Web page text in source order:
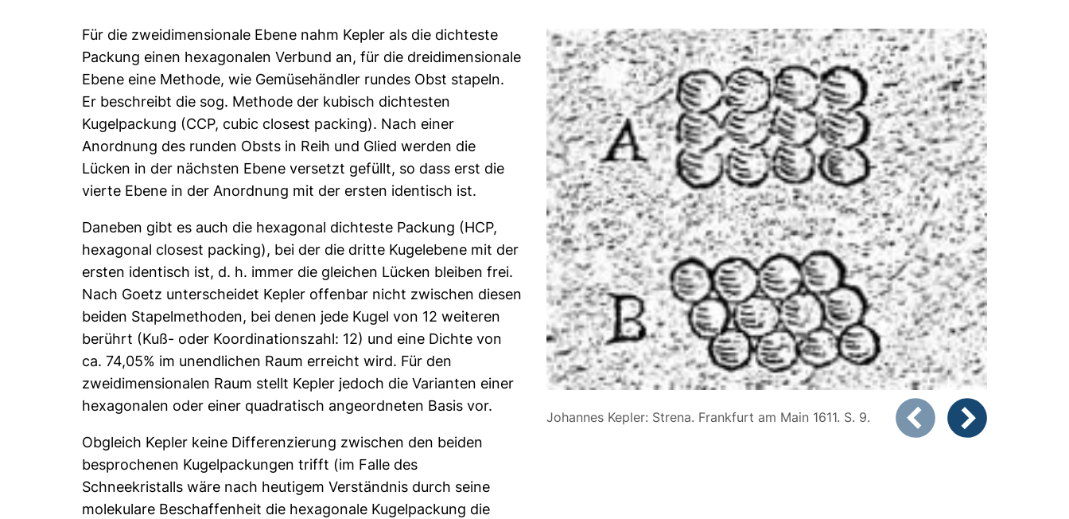
Für die zweidimensionale Ebene nahm Kepler als die dichteste
Packung einen hexagonalen Verbund an, für die dreidimensionale
Ebene eine Methode, wie Gemüsehändler rundes Obst stapeln.
Er beschreibt die sog. Methode der kubisch dichtesten
Kugelpackung (CCP, cubic closest packing). Nach einer
Anordnung des runden Obsts in Reih und Glied werden die
Lücken in der nächsten Ebene versetzt gefüllt, so dass erst die
vierte Ebene in der Anordnung mit der ersten identisch ist.
Daneben gibt es auch die hexagonal dichteste Packung (HCP,
hexagonal closest packing), bei der die dritte Kugelebene mit der
ersten identisch ist, d. h. immer die gleichen Lücken bleiben frei.
Nach Goetz unterscheidet Kepler offenbar nicht zwischen diesen
beiden Stapelmethoden, bei denen jede Kugel von 12 weiteren
berührt (Kuß- oder Koordinationszahl: 12) und eine Dichte von
ca. 74,05% im unendlichen Raum erreicht wird. Für den
zweidimensionalen Raum stellt Kepler jedoch die Varianten einer
hexagonalen oder einer quadratisch angeordneten Basis vor.
Obgleich Kepler keine Differenzierung zwischen den beiden
besprochenen Kugelpackungen trifft (im Falle des
Schneekristalls wäre nach heutigem Verständnis durch seine
molekulare Beschaffenheit die hexagonale Kugelpackung die
Johannes Kepler: Strena. Frankfurt am Main 1611. S. 9.
Zeigt Folie 1 von 2